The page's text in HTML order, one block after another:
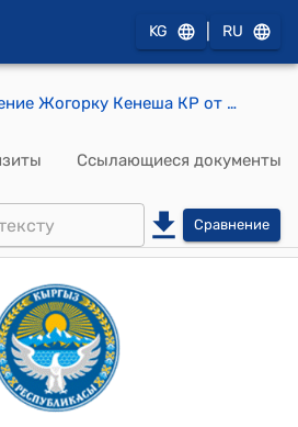
KG RU
Постановление Жогорку Кенеша КР от 28 ноября 2024 года № 2587-VII "О принятии во втором чтении проекта Закона КР «О внесении изменений в некоторые законодательные акты КР в сфере доступа к информации»"
Ссылающиеся документы
Сравнение